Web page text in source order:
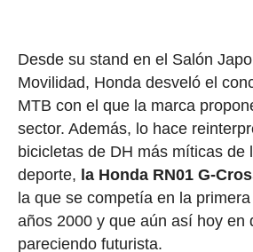
Desde su stand en el Salón
Movilidad, Honda desveló el
MTB con el que la marca
sector. Además, lo hace
bicicletas de DH más míticas de
deporte, la Honda RN01 G-
la que se competía en la
años 2000 y que aún así hoy en
pareciendo futurista.